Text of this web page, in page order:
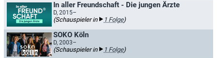
In aller Freundschaft - Die jungen Ärzte
D, 2015–
(Schauspieler in 1 Folge)
SOKO Köln
D, 2003–
(Schauspieler in 1 Folge)